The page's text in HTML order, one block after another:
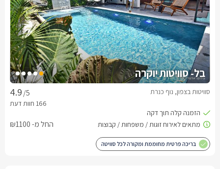
בל- סוויטות יוקרה
/5 סוויטות בצפון, נוף כנרת
החל מ- ₪1100
בריכה פרטית מחוממת ומקורה לכל סוויטה